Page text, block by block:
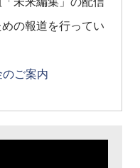
の報道を行ってい
のご案内